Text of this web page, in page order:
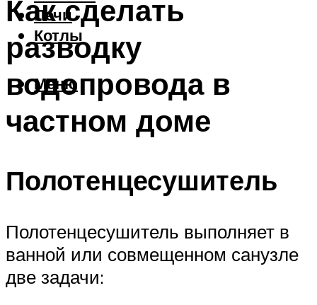
Печи
Котлы
Меню
Как сделать
разводку
водопровода в
частном доме
Полотенцесушитель
Полотенцесушитель выполняет в
ванной или совмещенном санузле
две задачи: